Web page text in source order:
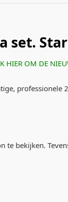
set.
HIER OM DE
professionele
te bekijken.